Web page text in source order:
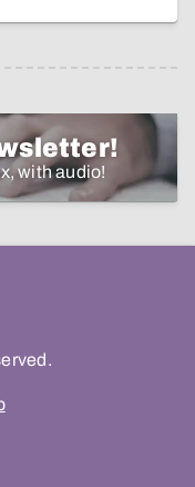
with audio!